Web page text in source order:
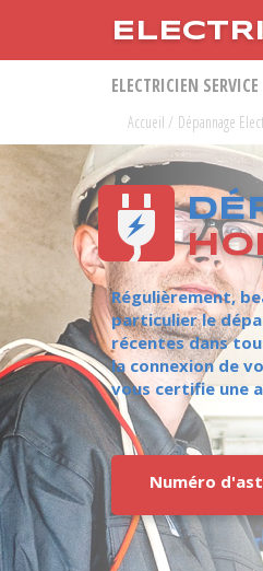
ELECTRICIEN SERVICE
Accueil / Dépannage
Régulièrement,
particulier le
récentes dans
la connexion de
vous certifie une
Numéro